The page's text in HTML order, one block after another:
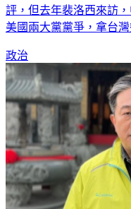
評，但去年裴洛西來訪
美國兩大黨黨爭，拿台
政治